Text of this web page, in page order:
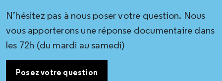
N’hésitez pas à nous poser votre question. Nous
vous apporterons une réponse documentaire dans
les 72h (du mardi au samedi)
Posez votre question